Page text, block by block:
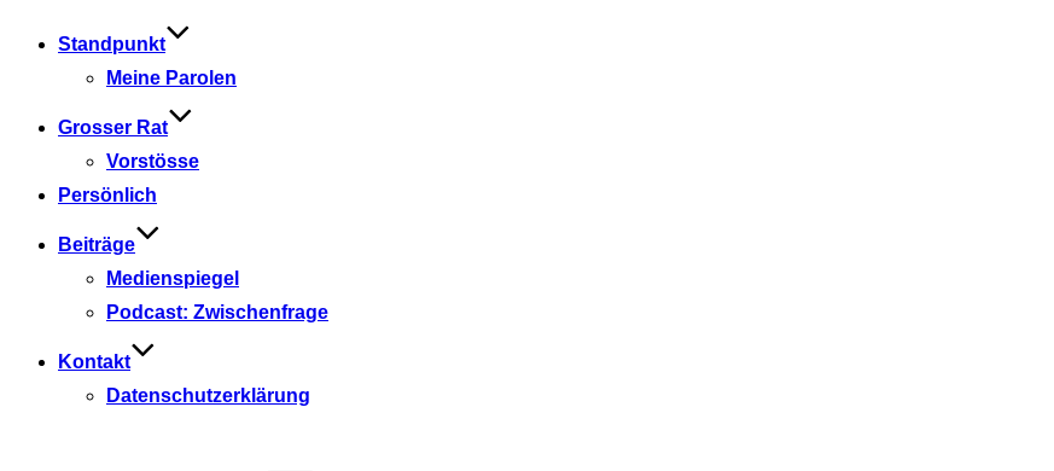
Standpunkt
Meine Parolen
Grosser Rat
Vorstösse
Persönlich
Beiträge
Medienspiegel
Podcast: Zwischenfrage
Kontakt
Datenschutzerklärung